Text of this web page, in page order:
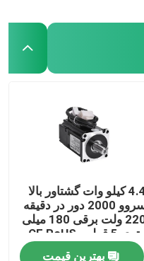
4.4 کیلو وات گشتاور بالا
سروو 2000 دور در دقیقه
220 ولت برقی 180 میلی
متری 5 قطبی CE RoHS
استاندارد CNC تراش
بهترین قیمت